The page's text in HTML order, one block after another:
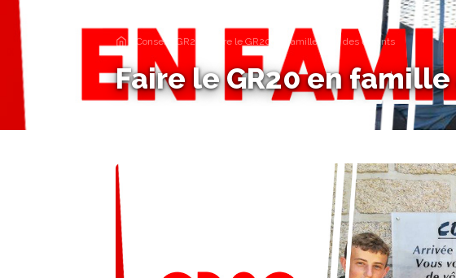
Conseils GR20 Faire le GR20 en famille avec des enfants
Faire le GR20 en